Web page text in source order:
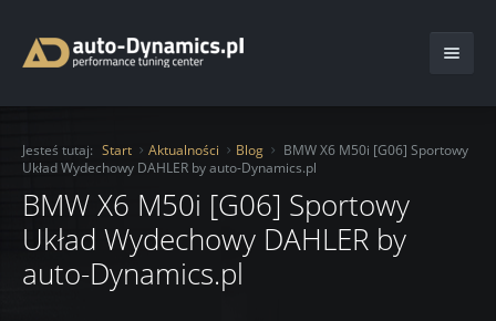
O Firmie
Oferta
Chiptuning
Usługi
Jesteś tutaj: Start Aktualności Blog
BMW X6 M50i [G06] Sportowy
Układ Wydechowy DAHLER by auto-Dynamics.pl
BMW X6 M50i [G06] Sportowy
Układ Wydechowy DAHLER by
auto-Dynamics.pl